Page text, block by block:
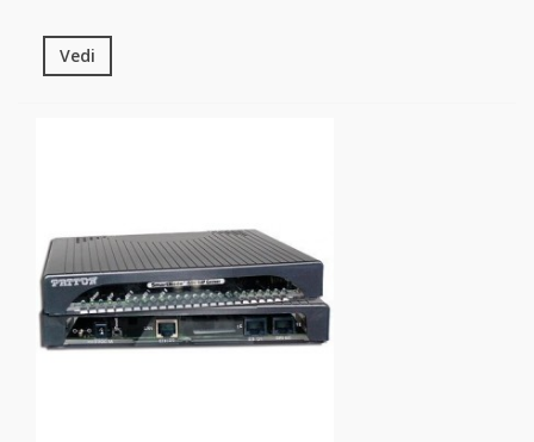
Vedi